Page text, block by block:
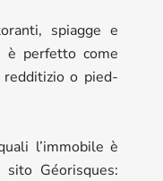
spiagge e
è perfetto come
o pied-
l’immobile è
Géorisques: